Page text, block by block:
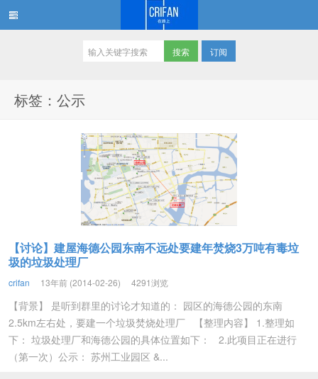
订阅
标签：公示
【讨论】建屋海德公园东南不远处要建年焚烧3万吨有毒垃
圾的垃圾处理厂
crifan 13年前 (2014-02-26) 4291浏览
【背景】 是听到群里的讨论才知道的： 园区的海德公园的东南
2.5km左右处，要建一个垃圾焚烧处理厂 【整理内容】 1.整理如
下： 垃圾处理厂和海德公园的具体位置如下： 2.此项目正在进行
（第一次）公示： 苏州工业园区 &...